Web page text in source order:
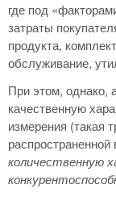
где под
затраты
продукта,
обслуживание,
При этом, однако,
качественную
измерения (такая
количественную